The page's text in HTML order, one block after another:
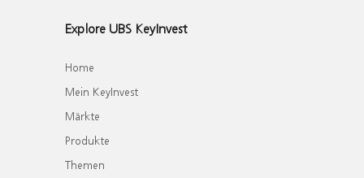
Explore UBS KeyInvest
Home
Mein KeyInvest
Märkte
Produkte
Themen